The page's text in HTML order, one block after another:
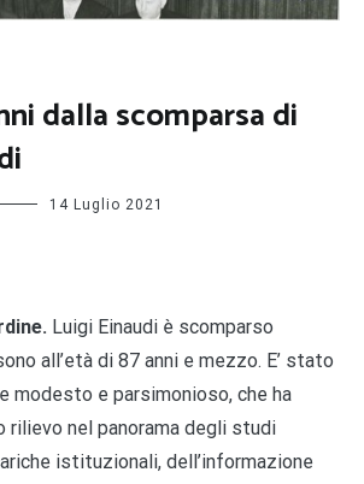
dalla scomparsa di
14 Luglio 2021
Luigi Einaudi è scomparso
all’età di 87 anni e mezzo. E’ stato
modesto e parsimonioso, che ha
rilievo nel panorama degli studi
istituzionali, dell’informazione